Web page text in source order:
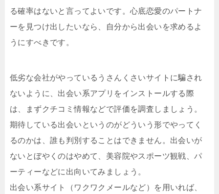
る確率はないと言ってよいです。心底恋愛のパートナ
ーを見つけ出したいなら、自分から出会いを求めるよ
うにすべきです。
低劣な会社がやっているうさんくさいサイトに騙され
ないように、出会い系アプリをインストールする際
は、まずクチコミ情報などで評価を調査しましょう。
期待している出会いというのがどういう形でやってく
るのかは、誰も判別することはできません。出会いが
ないとぼやくのはやめて、美容院やスポーツ観戦、パ
ーティーなどに出向いてみましょう。
出会い系サイト（ワクワクメールなど）を用いれば、